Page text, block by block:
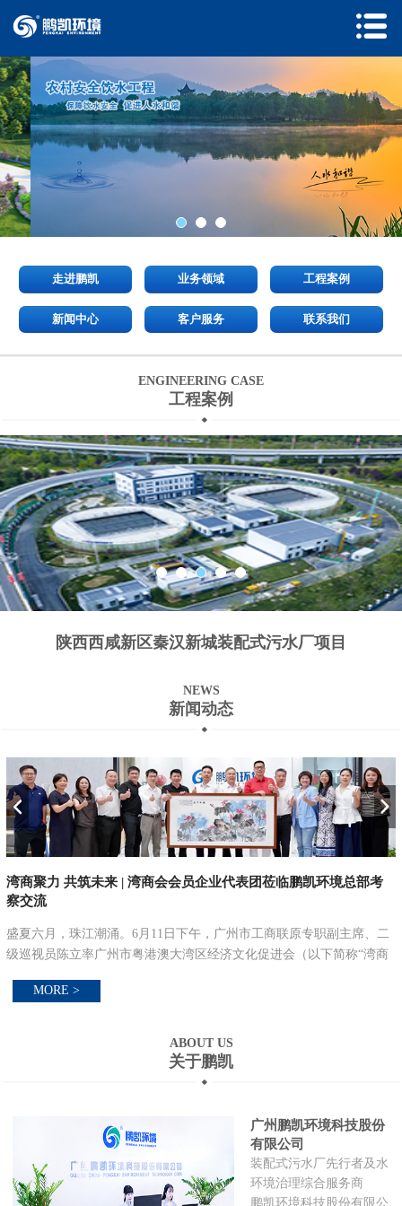
走进鹏凯 业务领域 工程案例
新闻中心 客户服务 联系我们
ENGINEERING CASE
工程案例
陕西西咸新区秦汉新城装配式污水厂项目
NEWS
新闻动态
湾商聚力 共筑未来 | 湾商会会员企业代表团莅临鹏凯环境总部考
察交流
盛夏六月，珠江潮涌。6月11日下午，广州市工商联原专职副主席、二
级巡视员陈立率广州市粤港澳大湾区经济文化促进会（以下简称“湾商
在庆祝乔迁、探...
MORE >
ABOUT US
关于鹏凯
广州鹏凯环境科技股份
有限公司
装配式污水厂先行者及水
环境治理综合服务商
鹏凯环境科技股份有限公